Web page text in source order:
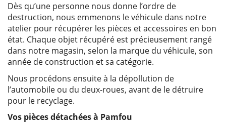
Dès qu’une personne nous donne l’ordre de
destruction, nous emmenons le véhicule dans notre
atelier pour récupérer les pièces et accessoires en bon
état. Chaque objet récupéré est précieusement rangé
dans notre magasin, selon la marque du véhicule, son
année de construction et sa catégorie.
Nous procédons ensuite à la dépollution de
l’automobile ou du deux-roues, avant de le détruire
pour le recyclage.
Vos pièces détachées à Pamfou